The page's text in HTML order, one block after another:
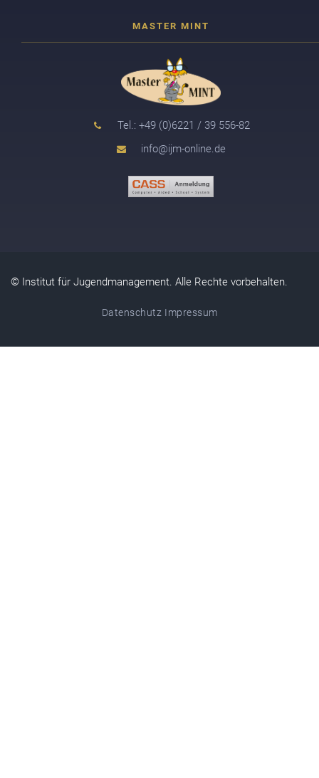
Tel.: +49 (0)6221 / 39 556-82
info@ijm-online.de
© Institut für Jugendmanagement. Alle Rechte vorbehalten.
Datenschutz Impressum